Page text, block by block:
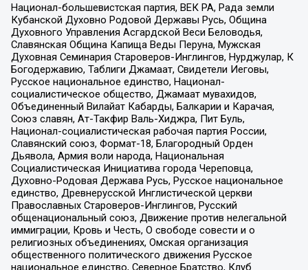
Национал-большевистская партия, ВЕК РА, Рада земли
Кубанской Духовно Родовой Державы Русь, Община
Духовного Управления Асгардской Веси Беловодья,
Славянская Община Капища Веды Перуна, Мужская
Духовная Семинария Староверов-Инглингов, Нурджулар, К
Богодержавию, Таблиги Джамаат, Свидетели Иеговы,
Русское национальное единство, Национал-
социалистическое общество, Джамаат мувахидов,
Объединенный Вилайат Кабарды, Балкарии и Карачая,
Союз славян, Ат-Такфир Валь-Хиджра, Пит Буль,
Национал-социалистическая рабочая партия России,
Славянский союз, Формат-18, Благородный Орден
Дьявола, Армия воли народа, Национальная
Социалистическая Инициатива города Череповца,
Духовно-Родовая Держава Русь, Русское национальное
единство, Древнерусской Инглистической церкви
Православных Староверов-Инглингов, Русский
общенациональный союз, Движение против нелегальной
иммиграции, Кровь и Честь, О свободе совести и о
религиозных объединениях, Омская организация
общественного политического движения Русское
национальное единство, Северное Братство, Клуб